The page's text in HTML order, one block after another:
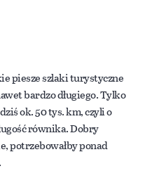
piesze szlaki turystyczne
bardzo długiego. Tylko
ok. 50 tys. km, czyli o
równika. Dobry
potrzebowałby ponad